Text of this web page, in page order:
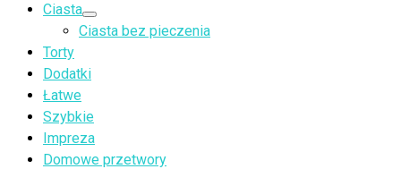
Ciasta
Ciasta bez pieczenia
Torty
Dodatki
Łatwe
Szybkie
Impreza
Domowe przetwory